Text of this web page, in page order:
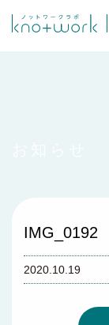
IMG_0192
2020.10.19